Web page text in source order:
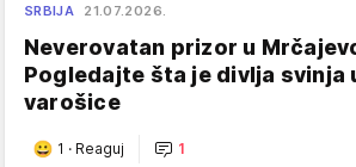
SRBIJA 21.07.2026.
Neverovatan prizor u
Pogledajte šta je divlja svinja
varošice
1 · Reaguj 1